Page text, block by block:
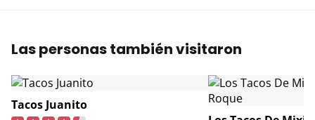
Las personas también visitaron
Tacos Juanito